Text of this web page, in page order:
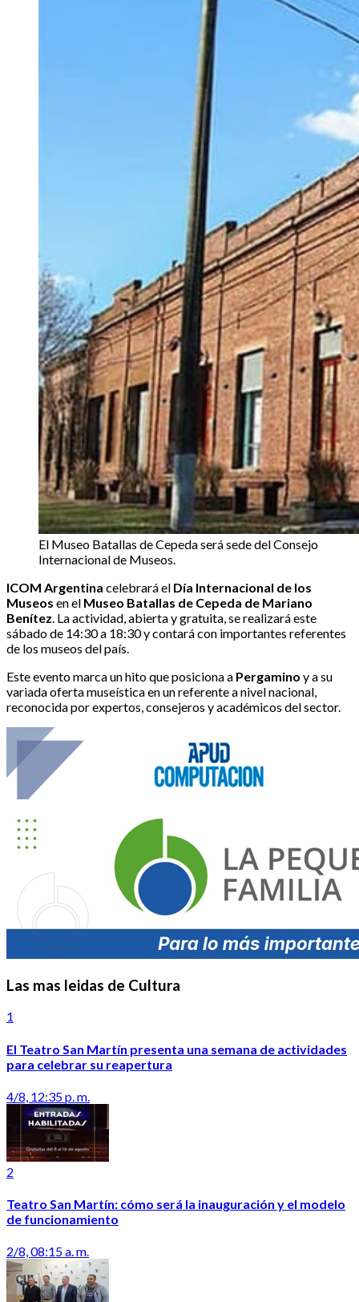
El Museo Batallas de Cepeda será sede del Consejo
Internacional de Museos.
ICOM Argentina celebrará el Día Internacional de los
Museos en el Museo Batallas de Cepeda de Mariano
Benítez. La actividad, abierta y gratuita, se realizará este
sábado de 14:30 a 18:30 y contará con importantes referentes
de los museos del país.
Este evento marca un hito que posiciona a Pergamino y a su
variada oferta museística en un referente a nivel nacional,
reconocida por expertos, consejeros y académicos del sector.
Las mas leidas de Cultura
1
El Teatro San Martín presenta una semana de actividades
para celebrar su reapertura
4/8, 12:35 p. m.
2
Teatro San Martín: cómo será la inauguración y el modelo
de funcionamiento
2/8, 08:15 a. m.